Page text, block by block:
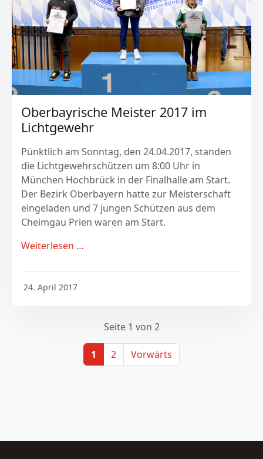
Oberbayrische Meister 2017 im
Lichtgewehr
Pünktlich am Sonntag, den 24.04.2017, standen
die Lichtgewehrschützen um 8:00 Uhr in
München Hochbrück in der Finalhalle am Start.
Der Bezirk Oberbayern hatte zur Meisterschaft
eingeladen und 7 jungen Schützen aus dem
Cheimgau Prien waren am Start.
Weiterlesen …
24. April 2017
Seite 1 von 2
1 2 Vorwärts